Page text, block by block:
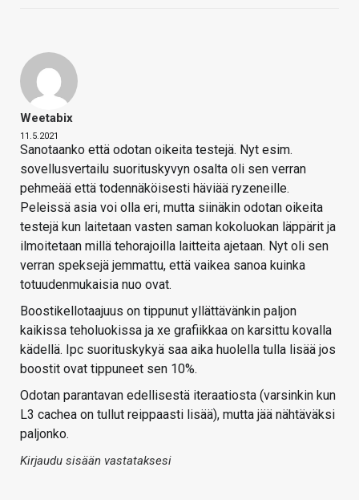
Weetabix
11.5.2021
Sanotaanko että odotan oikeita testejä. Nyt esim.
sovellusvertailu suorituskyvyn osalta oli sen verran
pehmeää että todennäköisesti häviää ryzeneille.
Peleissä asia voi olla eri, mutta siinäkin odotan oikeita
testejä kun laitetaan vasten saman kokoluokan läppärit ja
ilmoitetaan millä tehorajoilla laitteita ajetaan. Nyt oli sen
verran speksejä jemmattu, että vaikea sanoa kuinka
totuudenmukaisia nuo ovat.
Boostikellotaajuus on tippunut yllättävänkin paljon
kaikissa teholuokissa ja xe grafiikkaa on karsittu kovalla
kädellä. Ipc suorituskykyä saa aika huolella tulla lisää jos
boostit ovat tippuneet sen 10%.
Odotan parantavan edellisestä iteraatiosta (varsinkin kun
L3 cachea on tullut reippaasti lisää), mutta jää nähtäväksi
paljonko.
Kirjaudu sisään vastataksesi